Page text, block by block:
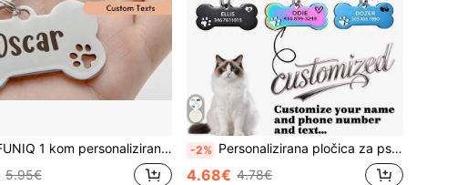
pseća oznaka, ID oznaka za kućne ljubimce, nehrđajući čelik u obliku kosti, lasersko graviranje, prilagođena oznaka za pseću ogrlicu, pločica s imenom psa, poklon za novo štence, božićni poklon za kućne ljubimce
5.95€
-2% Personalizirana pločica za pse s šljokicama, personalizirani privjesak s graviranim imenom kućnog ljubimca u obliku kosti, privjesak od legure za identifikaciju mačke, ogrlica za pse i mačke, savršen poklon za sprječavanje gubitka ljubimca, može se objesiti na ogrlicu, najbolji poklon za vaše voljene ljubimce
4.68€ 4.78€